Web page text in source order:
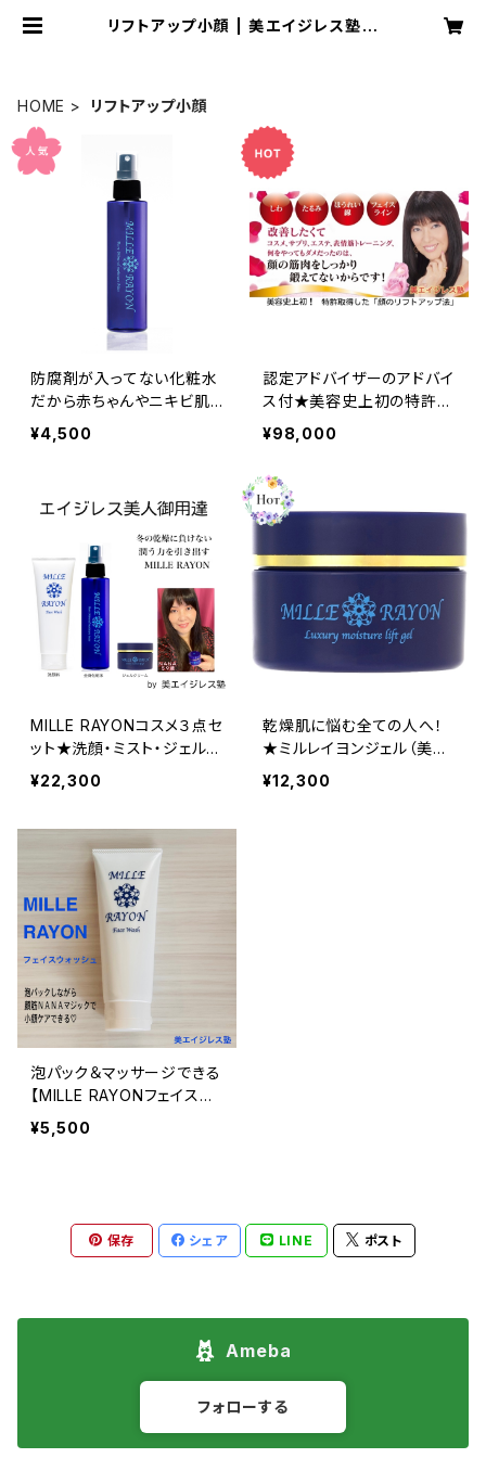
リフトアップ小顔 | 美エイジレス塾公
HOME リフトアップ小顔
防腐剤が入ってない化粧水
だから赤ちゃんやニキビ肌
にもおすすめ★千の光★レ
アミネラルモイスチャーミス
¥4,500
認定アドバイザーのアドバイ
ス付★美容史上初の特許取
得した【肌にハリを出す顔の
筋トレ法】でリフトアップ小
７∞ＳＴＩＣＫセット（美エイ
ジレス塾 限定オリジナルセ
＆千の光ミニジェル６０g付
¥98,000
MILLE RAYONコスメ３点セ
ット★洗顔・ミスト・ジェルク
リームだけで保湿潤い肌が
完了♪
¥22,300
乾燥肌に悩む全ての人へ！
★ミルレイヨンジェル（美エ
イジレス塾オリジナルコス
¥12,300
泡パック＆マッサージできる
【MILLE RAYONフェイスウ
ォッシュ】（洗顔料）
¥5,500
保存 シェア LINE ポスト
Ameba
フォローする